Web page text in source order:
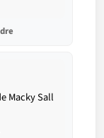
Macky Sall